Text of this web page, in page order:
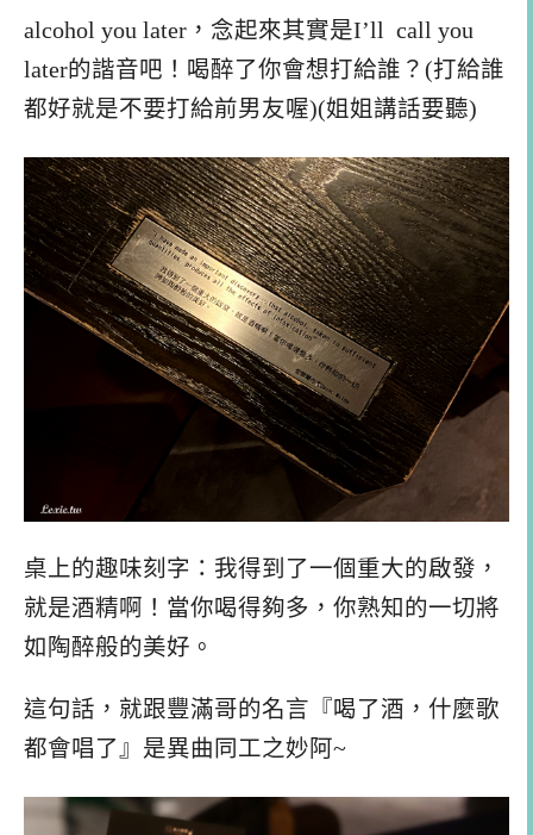
alcohol you later，念起來其實是I’ll call you
later的諧音吧！喝醉了你會想打給誰？(打給誰
都好就是不要打給前男友喔)(姐姐講話要聽)
桌上的趣味刻字：我得到了一個重大的啟發，
就是酒精啊！當你喝得夠多，你熟知的一切將
如陶醉般的美好。
這句話，就跟豐滿哥的名言『喝了酒，什麼歌
都會唱了』是異曲同工之妙阿~